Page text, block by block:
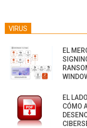
VIRUS
EL
EL
CÓMO